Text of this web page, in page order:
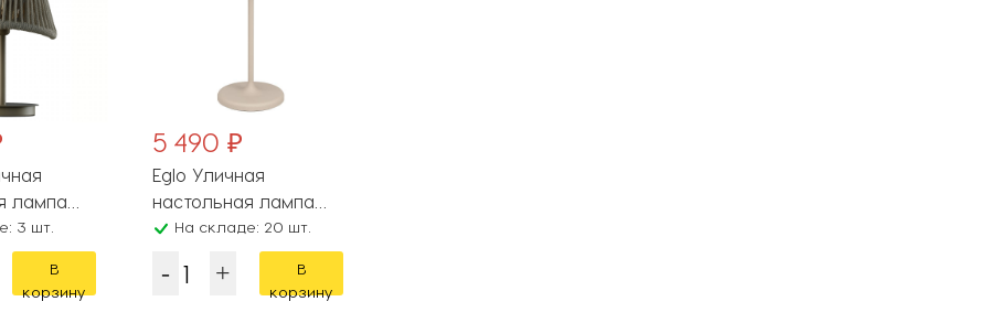
лампа
3 шт.
В
корзину
5 490 ₽
Eglo Уличная
настольная лампа
Mannera-S 901881
На складе: 20 шт.
В
корзину